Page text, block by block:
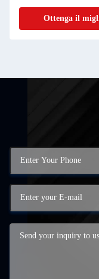
Ottenga il